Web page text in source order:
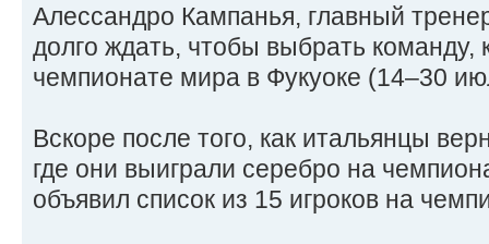
Алессандро Кампанья, главный
долго ждать, чтобы выбрать команду,
чемпионате мира в Фукуоке (14–30
Вскоре после того, как итальянцы
где они выиграли серебро на
объявил список из 15 игроков на